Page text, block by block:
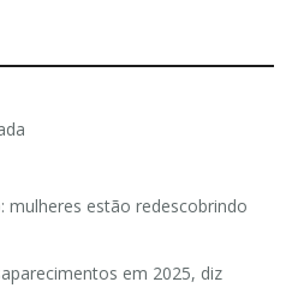
mulheres estão redescobrindo
em 2025, diz